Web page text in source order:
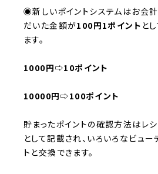
◉新しいポイントシステムはお会
だいた金額が100円1ポイント と
ます。
1000円⇨10ポイント
10000円⇨100ポイント
貯まったポイントの確認方法はレ
として記載され、いろいろなビュー
トと交換できます。